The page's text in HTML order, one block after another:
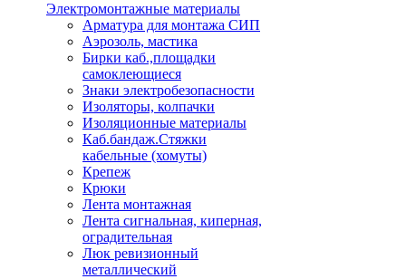
Электромонтажные материалы
Арматура для монтажа СИП
Аэрозоль, мастика
Бирки каб.,площадки
самоклеющиеся
Знаки электробезопасности
Изоляторы, колпачки
Изоляционные материалы
Каб.бандаж.Стяжки
кабельные (хомуты)
Крепеж
Крюки
Лента монтажная
Лента сигнальная, киперная,
оградительная
Люк ревизионный
металлический